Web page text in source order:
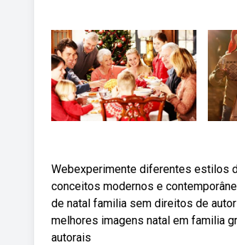
Webexperimente diferentes estilos
conceitos modernos e
de natal familia sem direitos de
melhores imagens natal em familia
autorais